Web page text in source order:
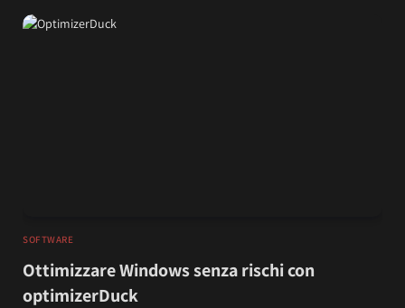
SOFTWARE
Ottimizzare Windows senza rischi con
optimizerDuck